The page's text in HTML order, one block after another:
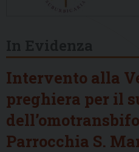
Intervento alla
preghiera per il
Parrocchia S.